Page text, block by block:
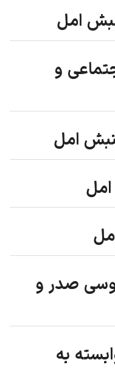
امل
و
امل
صدر و
به